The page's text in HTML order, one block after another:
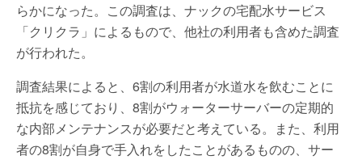
らかになった。この調査は、ナックの宅配水サービス
「クリクラ」によるもので、他社の利用者も含めた調査
が行われた。
調査結果によると、6割の利用者が水道水を飲むことに
抵抗を感じており、8割がウォーターサーバーの定期的
な内部メンテナンスが必要だと考えている。また、利用
者の8割が自身で手入れをしたことがあるものの、サー